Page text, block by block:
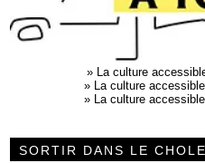
»
La culture
»
La culture
»
La culture
SORTIR DANS LE